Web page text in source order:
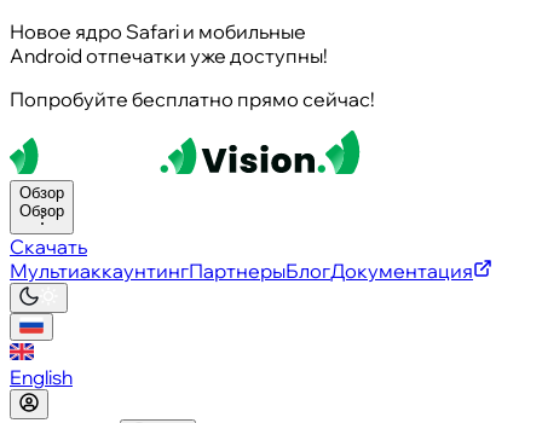
Новое ядро Safari и мобильные
Android отпечатки уже доступны!
Попробуйте бесплатно прямо сейчас!
Обзор
Обзор
Скачать
МультиаккаунтингПартнерыБлогДокументация
English